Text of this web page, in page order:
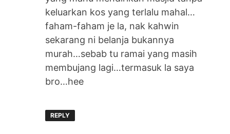
keluarkan kos yang terlalu mahal…
faham-faham je la, nak kahwin
sekarang ni belanja bukannya
murah…sebab tu ramai yang masih
membujang lagi…termasuk la saya
bro…hee
REPLY